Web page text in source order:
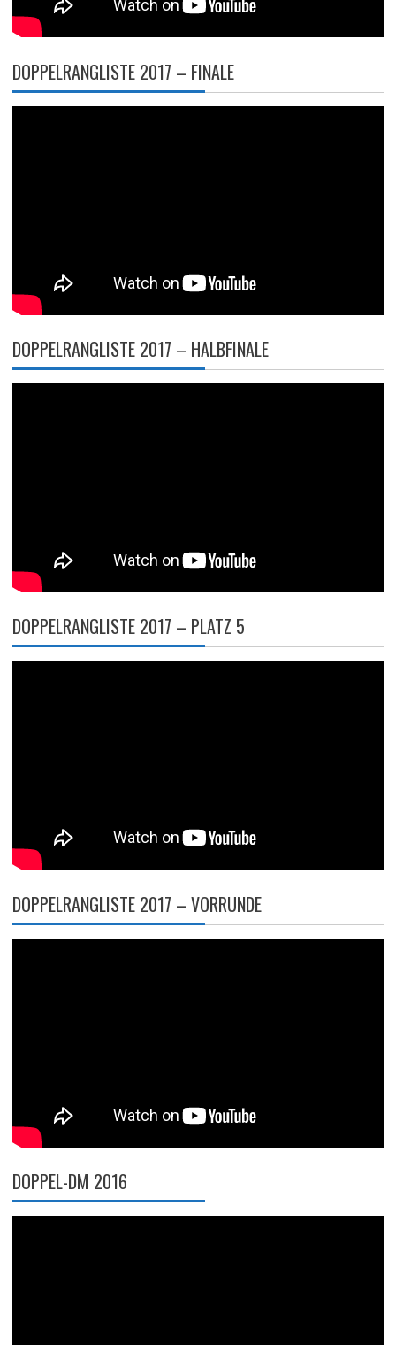
DOPPELRANGLISTE 2017 – FINALE
DOPPELRANGLISTE 2017 – HALBFINALE
DOPPELRANGLISTE 2017 – PLATZ 5
DOPPELRANGLISTE 2017 – VORRUNDE
DOPPEL-DM 2016